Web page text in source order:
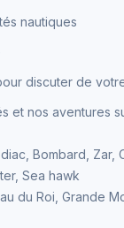
nautiques
discuter de
et nos aventures
Bombard, Zar,
Sea hawk
du Roi, Grande